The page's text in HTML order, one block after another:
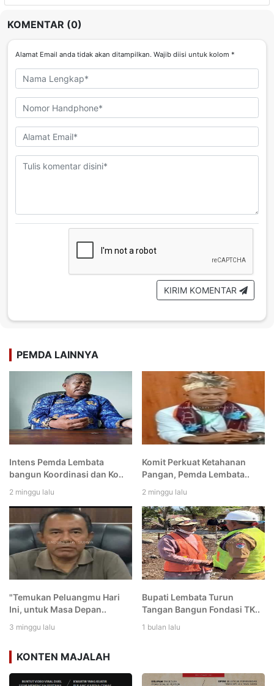
KOMENTAR (0)
Alamat Email anda tidak akan ditampilkan. Wajib diisi untuk kolom *
KIRIM KOMENTAR
PEMDA LAINNYA
Intens Pemda Lembata
bangun Koordinasi dan Ko..
2 minggu lalu
Komit Perkuat Ketahanan
Pangan, Pemda Lembata..
2 minggu lalu
"Temukan Peluangmu Hari
Ini, untuk Masa Depan..
3 minggu lalu
Bupati Lembata Turun
Tangan Bangun Fondasi TK..
1 bulan lalu
KONTEN MAJALAH